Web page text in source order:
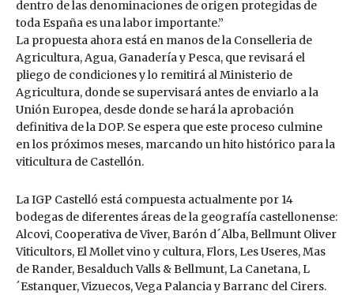
dentro de las denominaciones de origen protegidas de
toda España es una labor importante.”
La propuesta ahora está en manos de la Conselleria de
Agricultura, Agua, Ganadería y Pesca, que revisará el
pliego de condiciones y lo remitirá al Ministerio de
Agricultura, donde se supervisará antes de enviarlo a la
Unión Europea, desde donde se hará la aprobación
definitiva de la DOP. Se espera que este proceso culmine
en los próximos meses, marcando un hito histórico para la
viticultura de Castellón.
La IGP Castelló está compuesta actualmente por 14
bodegas de diferentes áreas de la geografía castellonense:
Alcovi, Cooperativa de Viver, Barón d´Alba, Bellmunt Oliver
Viticultors, El Mollet vino y cultura, Flors, Les Useres, Mas
de Rander, Besalduch Valls & Bellmunt, La Canetana, L
´Estanquer, Vizuecos, Vega Palancia y Barranc del Cirers.